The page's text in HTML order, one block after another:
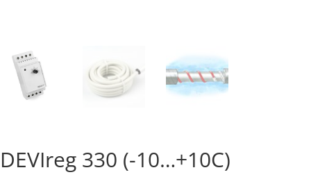
DEVIreg 330 (-10…+10C)